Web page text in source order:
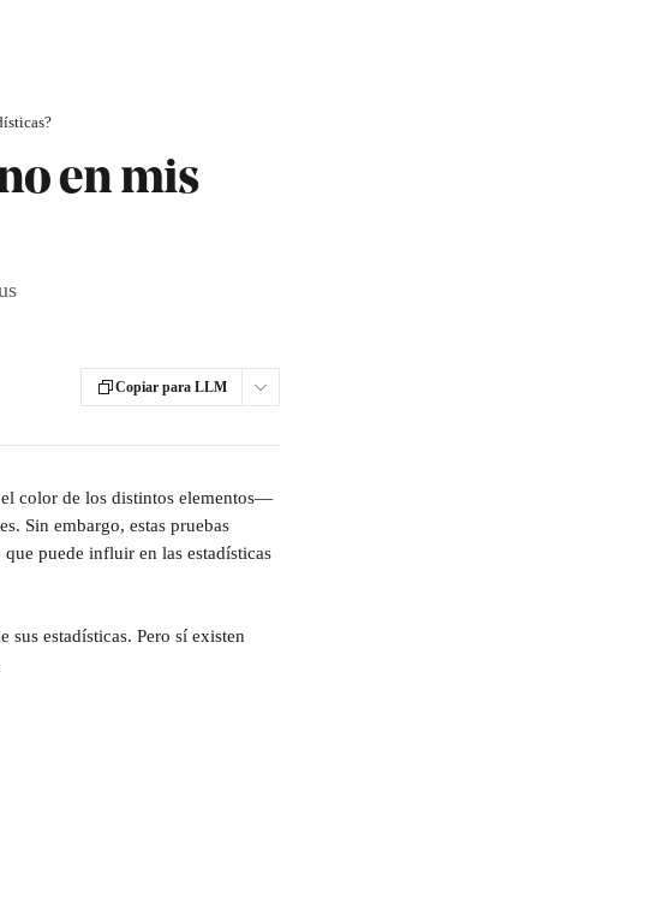
en mis
Copiar para LLM
color de los distintos elementos—
Sin embargo, estas pruebas
puede influir en las estadísticas
estadísticas. Pero sí existen